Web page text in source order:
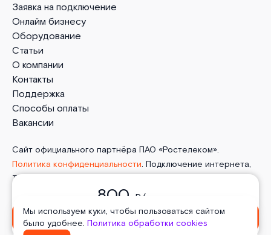
800 ₽/ месяц
Оформить заявку
Заявка на подключение
Онлайм бизнесу
Оборудование
Статьи
О компании
Контакты
Поддержка
Способы оплаты
Вакансии
Сайт официального партнёра ПАО «Ростелеком».
Политика конфиденциальности. Подключение интернета,
ТВ, мобильной связи и телефонии от Онлайм в деревня
Пользовательское соглашение
обработки cookies. Отписаться от получения
информационных рассылок от данного ресурса можно на
Мы используем куки, чтобы пользоваться сайтом
было удобнее.Политика обработки cookies